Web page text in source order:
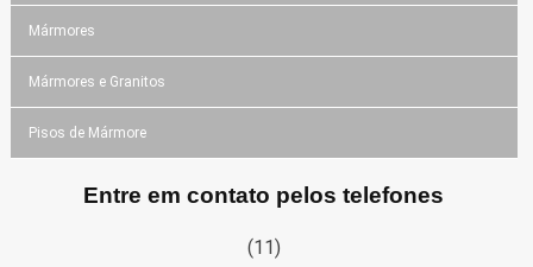
Mármores
Mármores e Granitos
Pisos de Mármore
Entre em contato pelos telefones
(11)